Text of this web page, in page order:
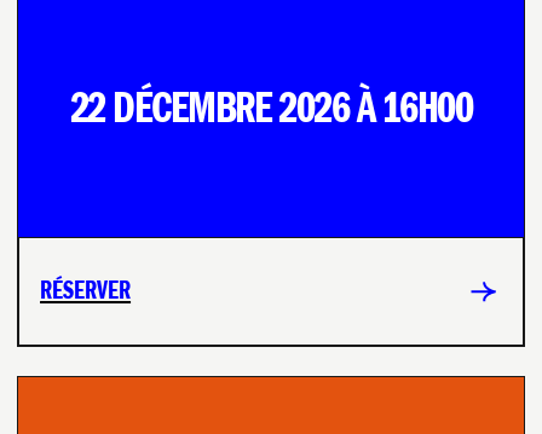
22 DÉCEMBRE 2026 À 16H00
RÉSERVER